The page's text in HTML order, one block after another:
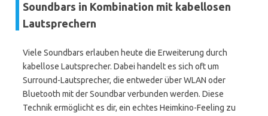
Soundbars in Kombination mit kabellosen
Lautsprechern
Viele Soundbars erlauben heute die Erweiterung durch
kabellose Lautsprecher. Dabei handelt es sich oft um
Surround-Lautsprecher, die entweder über WLAN oder
Bluetooth mit der Soundbar verbunden werden. Diese
Technik ermöglicht es dir, ein echtes Heimkino-Feeling zu